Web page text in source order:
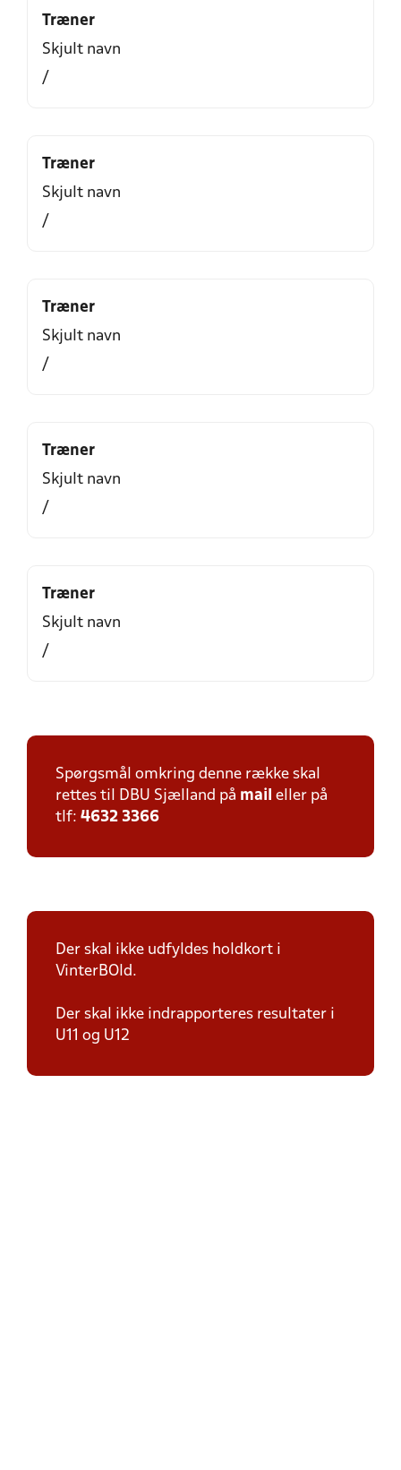
Træner
Skjult navn
/
Træner
Skjult navn
/
Træner
Skjult navn
/
Træner
Skjult navn
/
Træner
Skjult navn
/
Spørgsmål omkring denne række skal
rettes til DBU Sjælland på mail eller på
tlf: 4632 3366
Der skal ikke udfyldes holdkort i
VinterBOld.
Der skal ikke indrapporteres resultater i
U11 og U12